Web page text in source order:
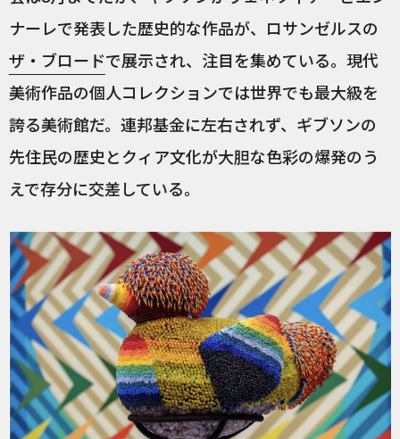
ナーレで発表した歴史的な作品が、ロサンゼルスの
ザ・ブロードで展示され、注目を集めている。現代
美術作品の個人コレクションでは世界でも最大級を
誇る美術館だ。連邦基金に左右されず、ギブソンの
先住民の歴史とクィア文化が大胆な色彩の爆発のう
えで存分に交差している。